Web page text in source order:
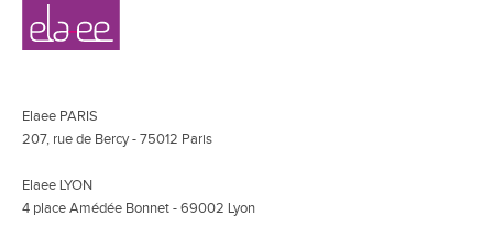
Navigation
secondaire
Elaee
Elaee PARIS
207, rue de Bercy - 75012 Paris
Elaee LYON
4 place Amédée Bonnet - 69002 Lyon